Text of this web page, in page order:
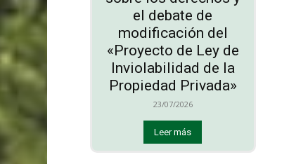
el debate de
modificación del
«Proyecto de Ley de
Inviolabilidad de la
Propiedad Privada»
23/07/2026
Leer más